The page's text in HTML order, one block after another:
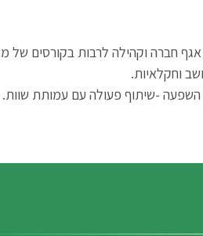
חברה וקהילה לרבות בקורסים של
וחקלאיות.
השפעה -שיתוף פעולה עם עמותת שוות.